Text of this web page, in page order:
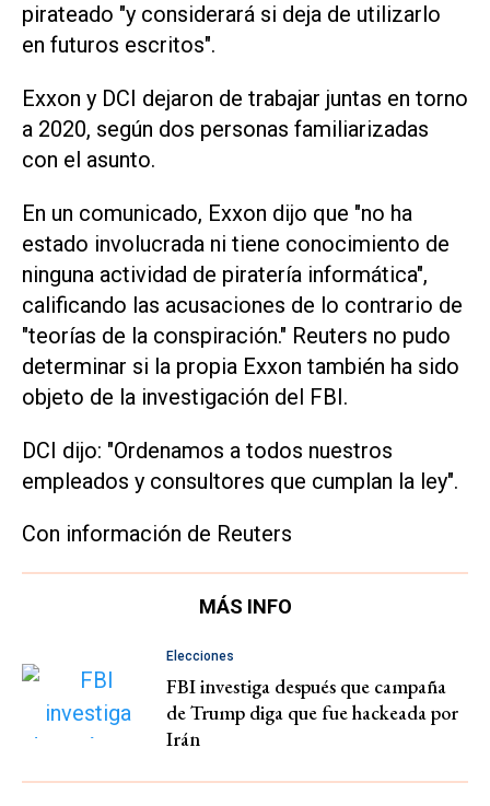
pirateado "y considerará si deja de utilizarlo
en futuros escritos".
Exxon y DCI dejaron de trabajar juntas en torno
a 2020, según dos personas familiarizadas
con el asunto.
En un comunicado, Exxon dijo que "no ha
estado involucrada ni tiene conocimiento de
ninguna actividad de piratería informática",
calificando las acusaciones de lo contrario de
"teorías de la conspiración." Reuters no pudo
determinar si la propia Exxon también ha sido
objeto de la investigación del FBI.
DCI dijo: "Ordenamos a todos nuestros
empleados y consultores que cumplan la ley".
Con información de Reuters
MÁS INFO
Elecciones
FBI investiga después que campaña
de Trump diga que fue hackeada por
Irán